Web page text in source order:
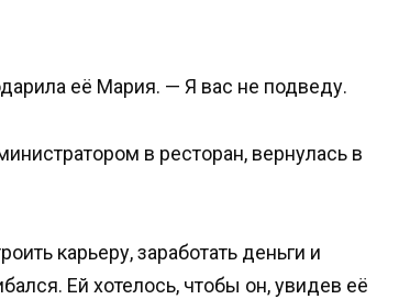
её Мария. — Я вас не подведу.
в ресторан, вернулась в
карьеру, заработать деньги и
Ей хотелось, чтобы он, увидев её